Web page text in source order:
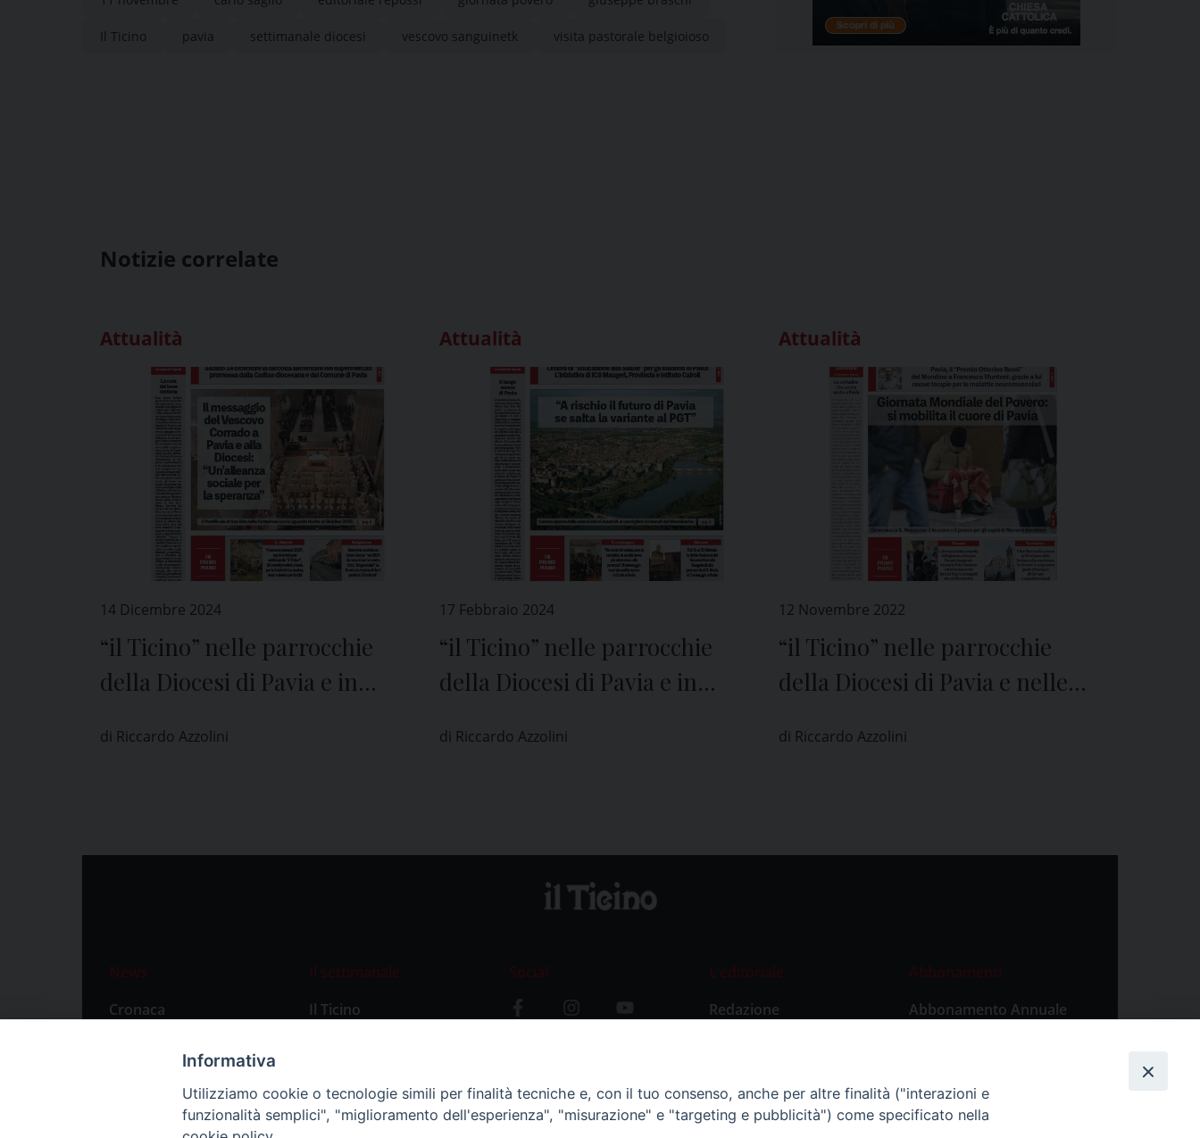
Il Ticino pavia settimanale diocesi vescovo sanguinetk visita pastorale belgioioso
Notizie correlate
Attualità
14 Dicembre 2024
“il Ticino” nelle parrocchie
della Diocesi di Pavia e in
di Riccardo Azzolini
Attualità
17 Febbraio 2024
“il Ticino” nelle parrocchie
della Diocesi di Pavia e in
di Riccardo Azzolini
Attualità
12 Novembre 2022
“il Ticino” nelle parrocchie
della Diocesi di Pavia e nelle
di Riccardo Azzolini
News
Cronaca
Primo Piano
Il settimanale
Il Ticino
Social
L’editoriale
Redazione
Abbonamenti
Abbonamento Annuale
Abbonamento Singola
Informativa
Utilizziamo cookie o tecnologie simili per finalità tecniche e, con il tuo consenso, anche per altre finalità ("interazioni e
funzionalità semplici", "miglioramento dell'esperienza", "misurazione" e "targeting e pubblicità") come specificato nella